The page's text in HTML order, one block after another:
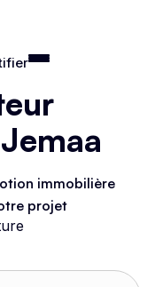
immobilière
projet